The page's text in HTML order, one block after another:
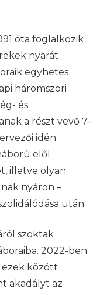
óta foglalkozik
nyarát
egyhetes
háromszori
és
a részt vevő 7–
idén
elől
illetve olyan
nyáron –
után.
szoktak
2022-ben
ezek között
akadályt az